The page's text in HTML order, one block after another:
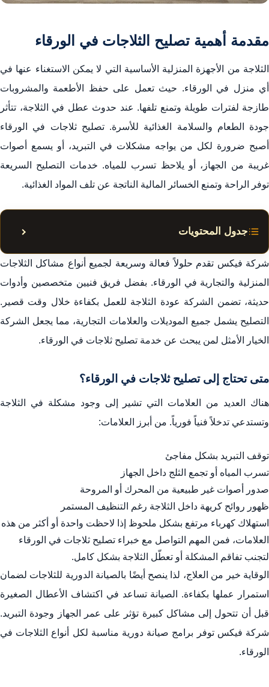
مقدمة أهمية تصليح الثلاجات في الورقاء
الثلاجة من الأجهزة المنزلية الأساسية التي لا يمكن الاستغناء عنها في
أي منزل في الورقاء. حيث تعمل على حفظ الأطعمة والمشروبات
طازجة لفترات طويلة وتمنع تلفها. عند حدوث عطل في الثلاجة، تتأثر
جودة الطعام والسلامة الغذائية للأسرة. تصليح ثلاجات في الورقاء
أصبح ضرورة لكل من يواجه مشكلات في التبريد، أو يسمع أصوات
غريبة من الجهاز، أو يلاحظ تسرب للمياه. خدمات التصليح السريعة
توفر الراحة وتمنع الخسائر المالية الناتجة عن تلف المواد الغذائية.
جدول المحتويات إظهار
مقدمة أهمية تصليح الثلاجات في الورقاء
أسباب تلف الثلاجات
خدمات شركة فيكس لتصليح الثلاجات
ميزتنا التنافسية
التقنيات المستخدمة في التصليح
خاتمة
الأسئلة المتكررة
شركة فيكس تقدم حلولاً فعالة وسريعة لجميع أنواع مشاكل الثلاجات
المنزلية والتجارية في الورقاء. بفضل فريق فنيين متخصصين وأدوات
حديثة، تضمن الشركة عودة الثلاجة للعمل بكفاءة خلال وقت قصير.
التصليح يشمل جميع الموديلات والعلامات التجارية، مما يجعل الشركة
الخيار الأمثل لمن يبحث عن خدمة تصليح ثلاجات في الورقاء.
متى تحتاج إلى تصليح ثلاجات في الورقاء؟
هناك العديد من العلامات التي تشير إلى وجود مشكلة في الثلاجة
وتستدعي تدخلاً فنياً فورياً. من أبرز العلامات:
توقف التبريد بشكل مفاجئ
تسرب المياه أو تجمع الثلج داخل الجهاز
صدور أصوات غير طبيعية من المحرك أو المروحة
ظهور روائح كريهة داخل الثلاجة رغم التنظيف المستمر
استهلاك كهرباء مرتفع بشكل ملحوظ إذا لاحظت واحدة أو أكثر من هذه
العلامات، فمن المهم التواصل مع خبراء تصليح ثلاجات في الورقاء
لتجنب تفاقم المشكلة أو تعطّل الثلاجة بشكل كامل.
الوقاية خير من العلاج، لذا ينصح أيضًا بالصيانة الدورية للثلاجات لضمان
استمرار عملها بكفاءة. الصيانة تساعد في اكتشاف الأعطال الصغيرة
قبل أن تتحول إلى مشاكل كبيرة تؤثر على عمر الجهاز وجودة التبريد.
شركة فيكس توفر برامج صيانة دورية مناسبة لكل أنواع الثلاجات في
الورقاء.